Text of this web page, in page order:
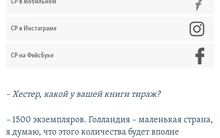
СР в мобильном
СР в Инстаграме
СР на Фейсбуке
– Хестер, какой у вашей книги тираж?
​– 1500​ экземпляров. Голландия – маленькая страна,
я думаю, что этого количества будет вполне